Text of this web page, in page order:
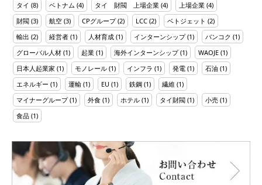
タイ (8) ベトナム (4) タイ 財閥 上場企業 (4) 上場企業 (4)
財閥 (3) 航空 (3) CPグループ(2) LCC (2) ベトジェット (2)
輸出 (2) 経営者 (1) 人材育成 (1) インターンシップ(1) バンコク (1)
グローバル人材 (1) 起業 (1) 海外インターンシップ(1) WAOJE (1)
日本人起業家 (1) モノレール (1) インフラ (1) 発電 (1) 石油 (1)
エネルギー (1) 運輸 (1) EU (1) 鉄鋼 (1) 繊維 (1)
マイナーグループ(1) 外食 (1) ホテル (1) タイ財閥 (1) 小売 (1)
食品 (1)